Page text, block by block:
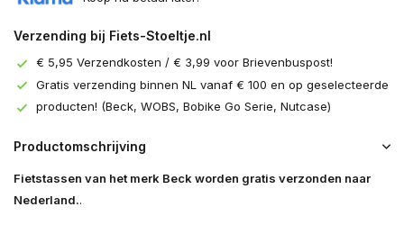
Verzending bij Fiets-Stoeltje.nl
€ 5,95 Verzendkosten / € 3,99 voor Brievenbuspost!
Gratis verzending binnen NL vanaf € 100 en op geselecteerde
producten! (Beck, WOBS, Bobike Go Serie, Nutcase)
Productomschrijving
Fietstassen van het merk Beck worden gratis verzonden naar
Nederland..